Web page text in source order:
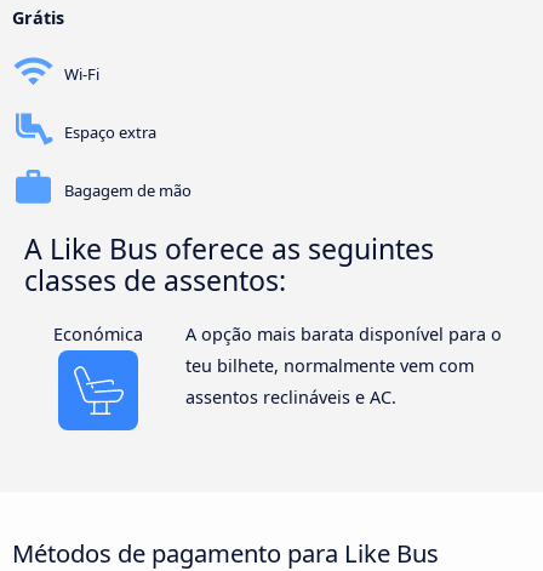
Grátis
Wi-Fi
Espaço extra
Bagagem de mão
A Like Bus oferece as seguintes
classes de assentos:
Económica
A opção mais barata disponível para o
teu bilhete, normalmente vem com
assentos reclináveis e AC.
Métodos de pagamento para Like Bus